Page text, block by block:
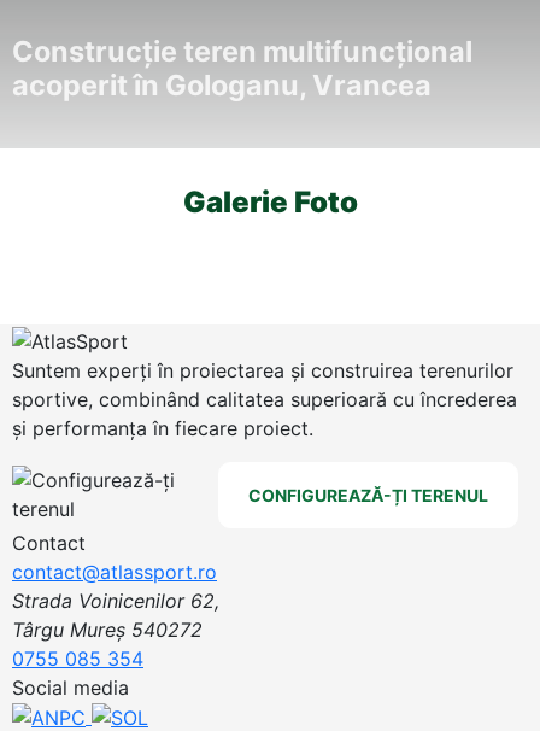
Construcție teren multifuncțional
acoperit în Gologanu, Vrancea
Galerie Foto
Suntem experți în proiectarea și construirea terenurilor
sportive, combinând calitatea superioară cu încrederea
și performanța în fiecare proiect.
CONFIGUREAZĂ-ȚI TERENUL
Contact
contact@atlassport.ro
Strada Voinicenilor 62,
Târgu Mureș 540272
0755 085 354
Social media